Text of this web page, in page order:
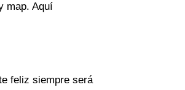
map. Aquí
feliz siempre será